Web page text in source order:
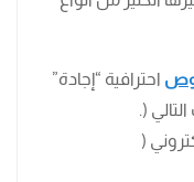
احترافية “إجادة”
(.
(